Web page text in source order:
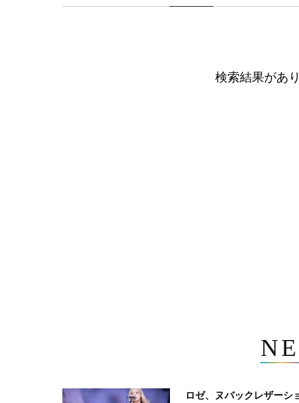
検索結果があ
ロゼ、ヌバックレザー